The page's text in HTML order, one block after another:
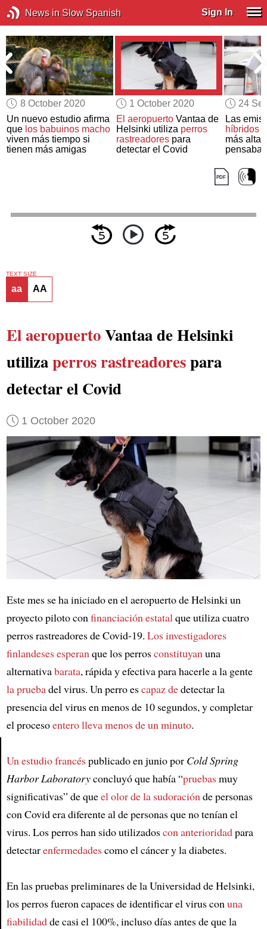
News in Slow Spanish Sign In
8 October 2020
Un nuevo estudio afirma
que los babuinos macho
viven más tiempo si
tienen más amigas
1 October 2020
El aeropuertoVantaa de
Helsinki utiliza perros
rastreadorespara
detectar el Covid
24
Las
híbridos
más
pensaba
TEXT SIZE
aa AA
El aeropuertoVantaa de Helsinki
utilizaperros rastreadorespara
detectar el Covid
1 October 2020
Este mes se ha iniciado en el aeropuerto de Helsinki un
proyecto piloto con financiación estatal que utiliza cuatro
perros rastreadores de Covid-19. Los investigadores
finlandesesesperan que los perrosconstituyan una
alternativabarata, rápida y efectiva para hacerle a la gente
la pruebadel virus. Un perro escapaz dedetectar la
presencia del virus en menos de 10 segundos, y completar
el procesoenterolleva menos de un minuto.
Un estudio francéspublicado en junio por Cold Spring
Harbor Laboratoryconcluyó que había “pruebasmuy
significativas” de queel olor de la sudoración de personas
con Covid era diferente al de personas que no tenían el
virus. Los perros han sido utilizadoscon anterioridadpara
detectarenfermedadescomo el cáncer y la diabetes.
En las pruebas preliminares de la Universidad de Helsinki,
los perros fueron capaces de identificar el virus con una
fiabilidadde casi el 100%, incluso días antes de que la